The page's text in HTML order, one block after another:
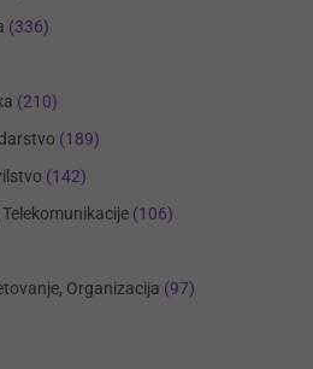
(336)
(210)
(189)
(142)
(106)
Organizacija (97)